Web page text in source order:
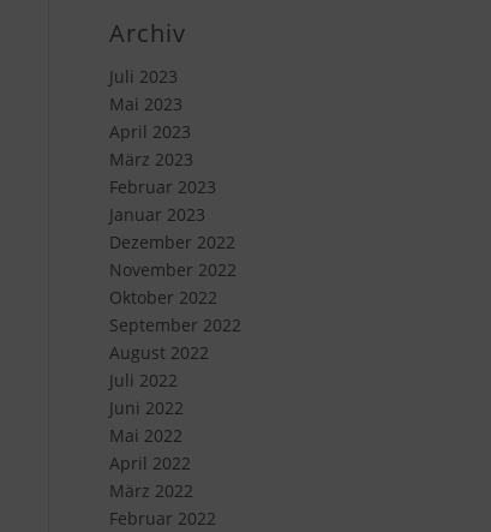
Archiv
Juli 2023
Mai 2023
April 2023
März 2023
Februar 2023
Januar 2023
Dezember 2022
November 2022
Oktober 2022
September 2022
August 2022
Juli 2022
Juni 2022
Mai 2022
April 2022
März 2022
Februar 2022